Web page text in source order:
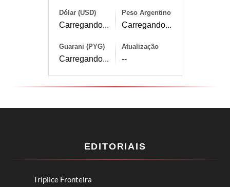
Dólar (USD)
Carregando...
Peso Argentino
Carregando...
Guarani (PYG)
Carregando...
Atualização
--
EDITORIAIS
Tríplice Fronteira